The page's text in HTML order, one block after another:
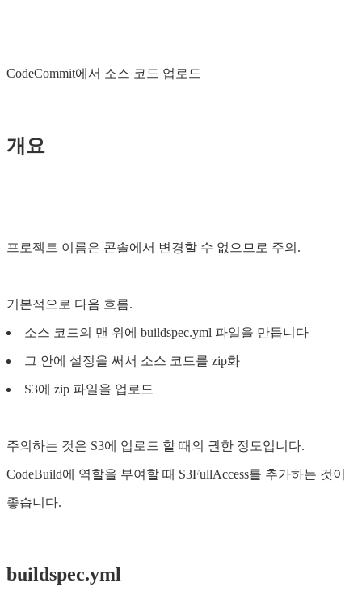
CodeCommit에서 소스 코드 업로드
개요
프로젝트 이름은 콘솔에서 변경할 수 없으므로 주의.
기본적으로 다음 흐름.
소스 코드의 맨 위에 buildspec.yml 파일을 만듭니다
그 안에 설정을 써서 소스 코드를 zip화
S3에 zip 파일을 업로드
주의하는 것은 S3에 업로드 할 때의 권한 정도입니다.
CodeBuild에 역할을 부여할 때 S3FullAccess를 추가하는 것이
좋습니다.
buildspec.yml